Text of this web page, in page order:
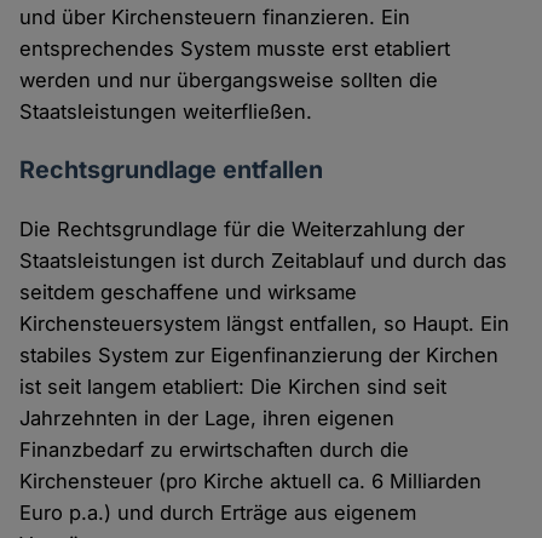
und über Kirchensteuern finanzieren. Ein
entsprechendes System musste erst etabliert
werden und nur übergangsweise sollten die
Staatsleistungen weiterfließen.
Rechtsgrundlage entfallen
Die Rechtsgrundlage für die Weiterzahlung der
Staatsleistungen ist durch Zeitablauf und durch das
seitdem geschaffene und wirksame
Kirchensteuersystem längst entfallen, so Haupt. Ein
stabiles System zur Eigenfinanzierung der Kirchen
ist seit langem etabliert: Die Kirchen sind seit
Jahrzehnten in der Lage, ihren eigenen
Finanzbedarf zu erwirtschaften durch die
Kirchensteuer (pro Kirche aktuell ca. 6 Milliarden
Euro p.a.) und durch Erträge aus eigenem